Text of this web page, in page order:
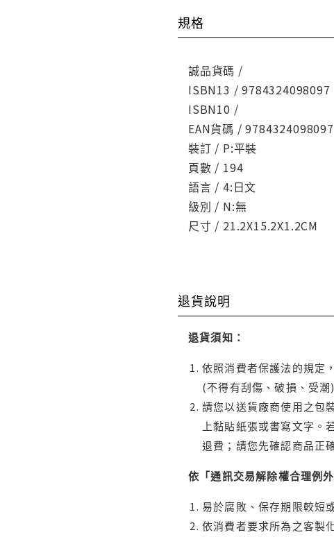
規格
誠品貨碼 /
ISBN13 / 9784324098097
ISBN10 /
EAN貨碼 / 9784324098097
裝訂 / P:平裝
頁數 / 194
語言 / 4:日文
級別 / N:無
尺寸 / 21.2X15.2X1.2CM
退貨說明
退貨須知：
依照消費者保護法的規定
(不得有刮傷、破損、受
請您以送貨廠商使用之包
上黏貼紙張或書寫文字
退費；請您先確認商品正
依「通訊交易解除權合理例
易於腐敗、保存期限較短
依消費者要求所為之客製